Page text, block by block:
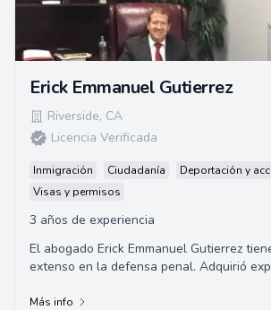
Erick Emmanuel Gutierrez
Riverside, CA
Licencia Verificada
Inmigración Ciudadanía
Deportación y
Visas y permisos
3 años de experiencia
El abogado Erick Emmanuel Gutierrez
extenso en la defensa penal. Adquirió
Más info